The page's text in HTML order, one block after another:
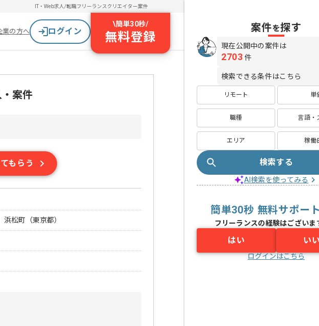
IT・Web求人/転職フリーランスクリエイター案件
業の方へ ログイン
\簡単30秒/
無料登録
案件
もらう
浜松町（東京都）
案件を探す
現在公開中の案件は
2703 件
検索できる条件はこちら
リモート 単
職種 言語・
エリア 稼働
検索する
AI検索を使ってみる
簡単30秒 無料サポー
フリーランスの経験はございま
はい い
ログインはこちら